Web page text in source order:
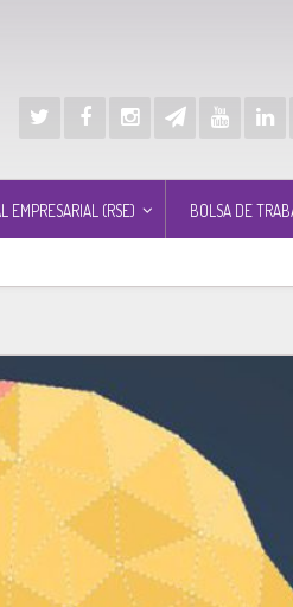
EMPRESARIAL (RSE) BOLSA DE